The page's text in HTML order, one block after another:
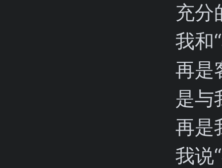
充分
我和
再是
是与
再是
我说